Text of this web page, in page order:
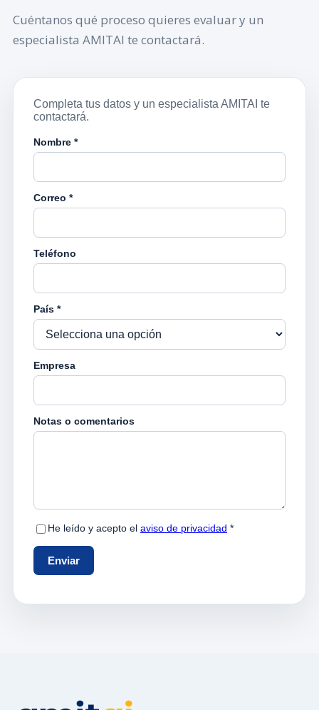
Cuéntanos qué proceso quieres evaluar y un
especialista AMITAI te contactará.